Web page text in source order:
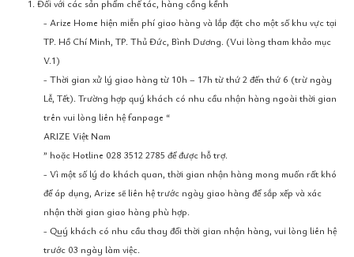
1. Đối với các sản phẩm chế tác, hàng cồng kềnh
- Arize Home hiện miễn phí giao hàng và lắp đặt cho một số khu vực tại
TP. Hồ Chí Minh, TP. Thủ Đức, Bình Dương. (Vui lòng tham khảo mục
V.1)
- Thời gian xử lý giao hàng từ 10h – 17h từ thứ 2 đến thứ 6 (trừ ngày
Lễ, Tết). Trường hợp quý khách có nhu cầu nhận hàng ngoài thời gian
trên vui lòng liên hệ fanpage “
ARIZE Việt Nam
” hoặc Hotline 028 3512 2785 để được hỗ trợ.
- Vì một số lý do khách quan, thời gian nhận hàng mong muốn rất khó
để áp dụng, Arize sẽ liên hệ trước ngày giao hàng để sắp xếp và xác
nhận thời gian giao hàng phù hợp.
- Quý khách có nhu cầu thay đổi thời gian nhận hàng, vui lòng liên hệ
trước 03 ngày làm việc.